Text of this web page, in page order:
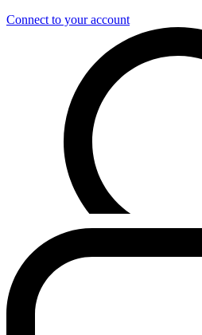
Connect to your account